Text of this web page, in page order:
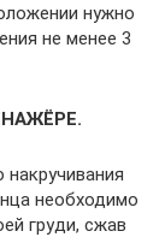
нужно
не менее 3
необходимо
груди, сжав